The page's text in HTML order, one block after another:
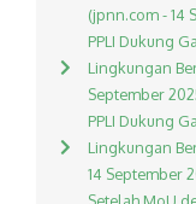
(jpnn.com - 14
PPLI Dukung
Lingkungan
September
PPLI Dukung
Lingkungan
14 September